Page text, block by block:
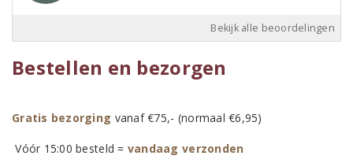
Bekijk alle beoordelingen
Bestellen en bezorgen
Gratis bezorging vanaf €75,- (normaal €6,95)
Vóór 15:00 besteld = vandaag verzonden